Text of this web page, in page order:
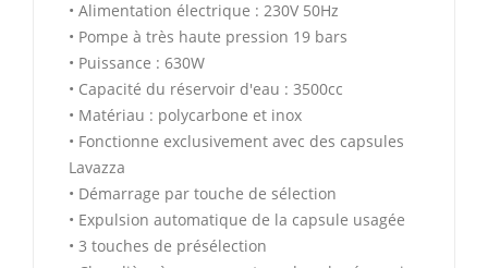
• Alimentation électrique : 230V 50Hz
• Pompe à très haute pression 19 bars
• Puissance : 630W
• Capacité du réservoir d'eau : 3500cc
• Matériau : polycarbone et inox
• Fonctionne exclusivement avec des capsules
Lavazza
• Démarrage par touche de sélection
• Expulsion automatique de la capsule usagée
• 3 touches de présélection